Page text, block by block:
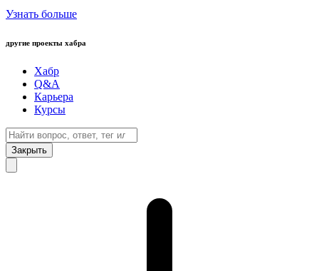
Узнать больше
другие проекты хабра
Хабр
Q&A
Карьера
Курсы
Закрыть